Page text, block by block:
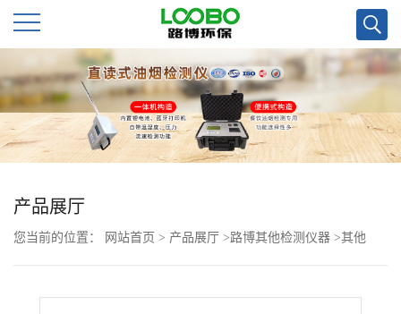
公
司
首
页
公
产品展厅
您当前的位置： 网站首页 > 产品展厅 >路博其他检测仪器 >其他